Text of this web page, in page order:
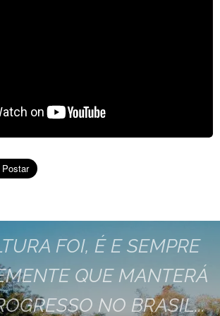
FOI, É E SEMPRE
QUE MANTERÁ
NO BRASIL...